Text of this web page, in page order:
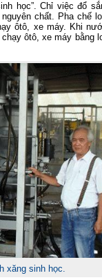
học”. Chỉ việc đổ
chất. Pha chế
ôtô, xe máy. Khi
ôtô, xe máy bằng
xăng sinh học.